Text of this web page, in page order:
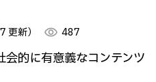
更新） visibility 487
的に有意義なコンテンツ